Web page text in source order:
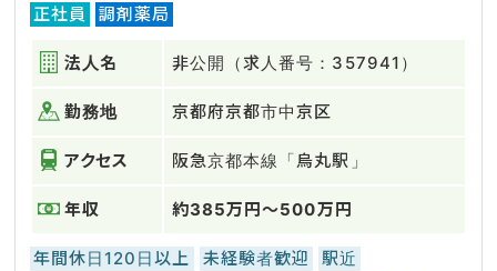
正社員 調剤薬局
法人名 非公開（求人番号：357941）
勤務地 京都府京都市中京区
アクセス 阪急京都本線「烏丸駅」
年収 約385万円～500万円
年間休日120日以上 未経験者歓迎
駅近